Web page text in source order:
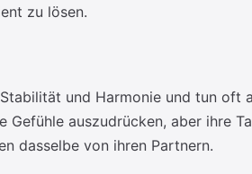
zu lösen.
und Harmonie und tun oft
Gefühle auszudrücken, aber ihre
dasselbe von ihren Partnern.